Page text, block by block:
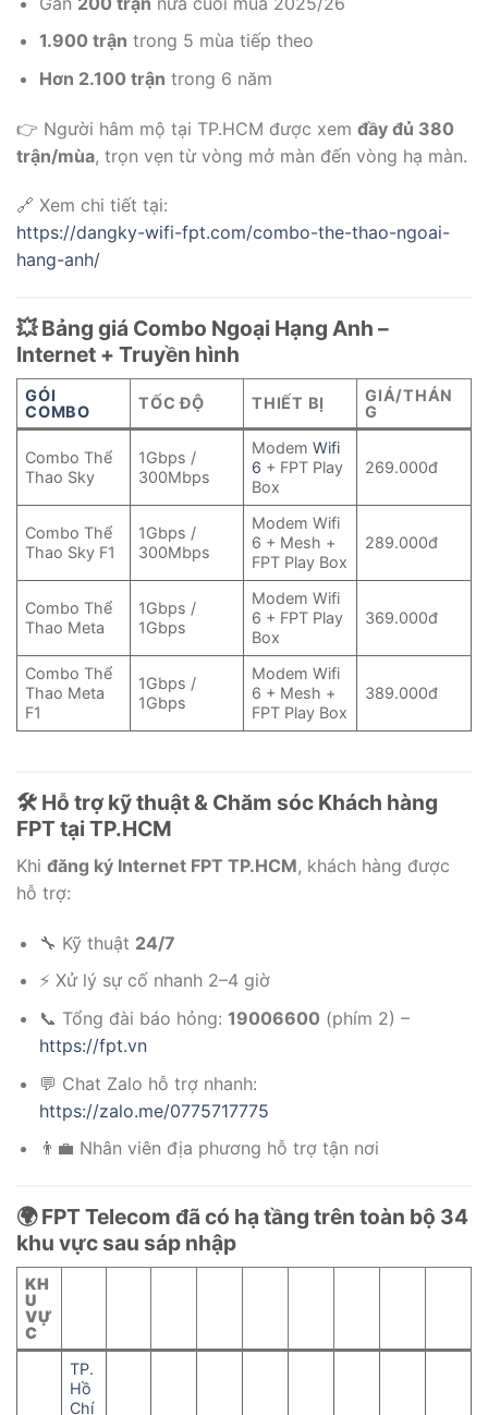
1.900 trận trong 5 mùa tiếp theo
Hơn 2.100 trận trong 6 năm
👉 Người hâm mộ tại TP.HCM được xem đầy đủ 380
trận/mùa, trọn vẹn từ vòng mở màn đến vòng hạ màn.
🔗 Xem chi tiết tại:
https://dangky-wifi-fpt.com/combo-the-thao-ngoai-
hang-anh/
💥 Bảng giá Combo Ngoại Hạng Anh –
Internet + Truyền hình
GÓI
COMBO
TỐC ĐỘ THIẾT BỊ
GIÁ/THÁN
G
Combo Thể
Thao Sky
1Gbps /
300Mbps
ModemWifi
6 + FPT Play
Box
269.000đ
Combo Thể
Thao Sky F1
1Gbps /
300Mbps
Modem Wifi
6 + Mesh +
FPT Play Box
289.000đ
Combo Thể
Thao Meta
1Gbps /
1Gbps
Modem Wifi
6 + FPT Play
Box
369.000đ
Combo Thể
Thao Meta
F1
1Gbps /
1Gbps
Modem Wifi
6 + Mesh +
FPT Play Box
389.000đ
🛠️ Hỗ trợ kỹ thuật & Chăm sóc Khách hàng
FPT tại TP.HCM
Khi đăng ký Internet FPT TP.HCM, khách hàng được
hỗ trợ:
🔧 Kỹ thuật 24/7
⚡ Xử lý sự cố nhanh 2–4 giờ
📞 Tổng đài báo hỏng: 19006600 (phím 2) –
https://fpt.vn
💬 Chat Zalo hỗ trợ nhanh:
https://zalo.me/0775717775
👨‍💼 Nhân viên địa phương hỗ trợ tận nơi
🌍 FPT Telecom đã có hạ tầng trên toàn bộ 34
khu vực sau sáp nhập
KH
U
VỰ
C
TP.
Hồ
Chí